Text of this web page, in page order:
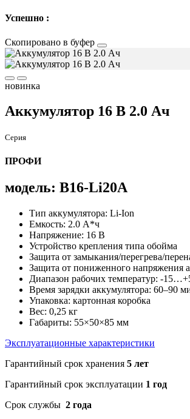
Успешно :
Скопировано в буфер
новинка
Аккумулятор 16 В 2.0 Ач
Серия
ПРОФИ
модель: B16-Li20A
Тип аккумулятора: Li-Ion
Емкость: 2.0 А*ч
Напряжение: 16 В
Устройство крепления типа обойма
Защита от замыкания/перегрева/
Защита от пониженного напряжения
Диапазон рабочих температур: -
Время зарядки аккумулятора: 60–90
Упаковка: картонная коробка
Вес: 0,25 кг
Габариты: 55×50×85 мм
Эксплуатационные характеристики
Гарантийный срок хранения 5 лет
Гарантийный срок эксплуатации 1 год
Срок службы 2 года